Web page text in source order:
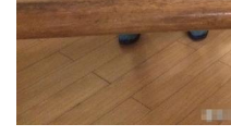
瑜
伽
身